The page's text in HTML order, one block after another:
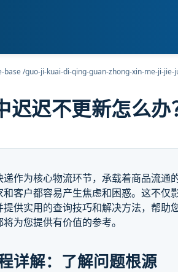
base/guo-ji-kuai-di-qing-guan-zhong-xin-me-ji-jie-
迟迟不更新怎么
作为核心物流环节，承载着商品流
客户都容易产生焦虑和困惑。这不
供实用的查询技巧和解决方法，帮助
为您提供有价值的参考。
详解：了解问题根源